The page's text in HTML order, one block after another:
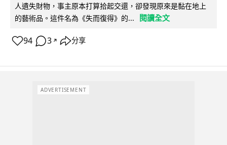
人遺失財物，事主原本打算拾起交還，卻發現原來是黏在地上
的藝術品。這件名為《失而復得》的...
閱讀全文
94 3 ↗ 分享
ADVERTISEMENT